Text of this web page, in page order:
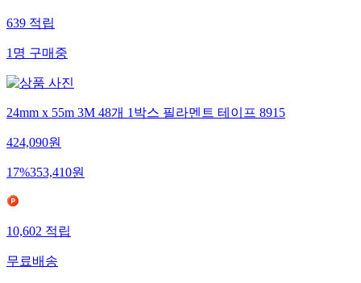
639 적립
1 명 구매중
24mm x 55m 3M 48개 1박스 필라멘트 테이프 8915
424,090원
17%353,410원
10,602 적립
무료배송